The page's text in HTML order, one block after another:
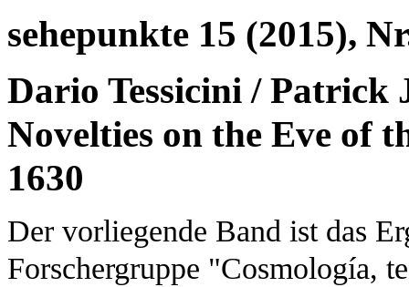
sehepunkte 15 (2015),
Dario Tessicini / Patrick
Novelties on the Eve of
1630
Der vorliegende Band ist das
Forschergruppe "Cosmología,